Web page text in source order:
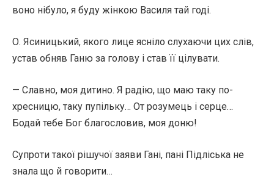
воно нібуло, я буду жінкою Василя тай годі.
О. Ясиницький, якого лице ясніло слухаючи цих слів,
устав обняв Ганю за голову і став її цілувати.
— Славно, моя дитино. Я радію, що маю таку по-
хресницю, таку пупільку… От розумець і серце…
Бодай тебе Бог благословив, моя доню!
Супроти такої рішучої заяви Гані, пані Підліська не
знала що й говорити…